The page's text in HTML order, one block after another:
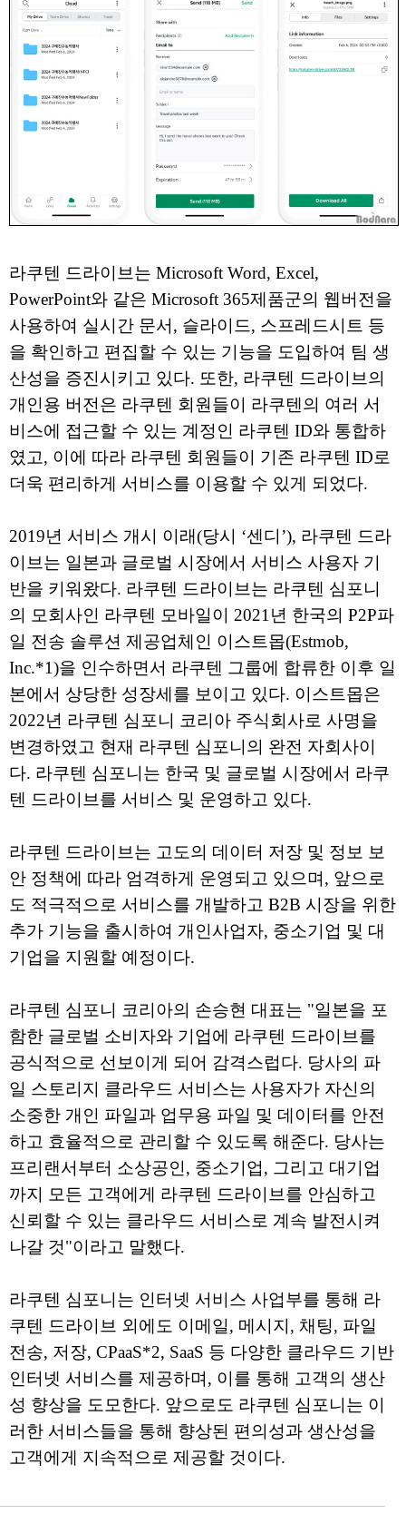
라쿠텐 드라이브는 Microsoft Word, Excel,
PowerPoint와 같은 Microsoft 365제품군의 웹버전을
사용하여 실시간 문서, 슬라이드, 스프레드시트 등
을 확인하고 편집할 수 있는 기능을 도입하여 팀 생
산성을 증진시키고 있다. 또한, 라쿠텐 드라이브의
개인용 버전은 라쿠텐 회원들이 라쿠텐의 여러 서
비스에 접근할 수 있는 계정인 라쿠텐 ID와 통합하
였고, 이에 따라 라쿠텐 회원들이 기존 라쿠텐 ID로
더욱 편리하게 서비스를 이용할 수 있게 되었다.
2019년 서비스 개시 이래(당시 ‘센디’), 라쿠텐 드라
이브는 일본과 글로벌 시장에서 서비스 사용자 기
반을 키워왔다. 라쿠텐 드라이브는 라쿠텐 심포니
의 모회사인 라쿠텐 모바일이 2021년 한국의 P2P파
일 전송 솔루션 제공업체인 이스트몹(Estmob,
Inc.*1)을 인수하면서 라쿠텐 그룹에 합류한 이후 일
본에서 상당한 성장세를 보이고 있다. 이스트몹은
2022년 라쿠텐 심포니 코리아 주식회사로 사명을
변경하였고 현재 라쿠텐 심포니의 완전 자회사이
다. 라쿠텐 심포니는 한국 및 글로벌 시장에서 라쿠
텐 드라이브를 서비스 및 운영하고 있다.
라쿠텐 드라이브는 고도의 데이터 저장 및 정보 보
안 정책에 따라 엄격하게 운영되고 있으며, 앞으로
도 적극적으로 서비스를 개발하고 B2B 시장을 위한
추가 기능을 출시하여 개인사업자, 중소기업 및 대
기업을 지원할 예정이다.
라쿠텐 심포니 코리아의 손승현 대표는 "일본을 포
함한 글로벌 소비자와 기업에 라쿠텐 드라이브를
공식적으로 선보이게 되어 감격스럽다. 당사의 파
일 스토리지 클라우드 서비스는 사용자가 자신의
소중한 개인 파일과 업무용 파일 및 데이터를 안전
하고 효율적으로 관리할 수 있도록 해준다. 당사는
프리랜서부터 소상공인, 중소기업, 그리고 대기업
까지 모든 고객에게 라쿠텐 드라이브를 안심하고
신뢰할 수 있는 클라우드 서비스로 계속 발전시켜
나갈 것"이라고 말했다.
라쿠텐 심포니는 인터넷 서비스 사업부를 통해 라
쿠텐 드라이브 외에도 이메일, 메시지, 채팅, 파일
전송, 저장, CPaaS*2, SaaS 등 다양한 클라우드 기반
인터넷 서비스를 제공하며, 이를 통해 고객의 생산
성 향상을 도모한다. 앞으로도 라쿠텐 심포니는 이
러한 서비스들을 통해 향상된 편의성과 생산성을
고객에게 지속적으로 제공할 것이다.